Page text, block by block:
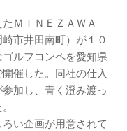
ＭＩＮＥＺＡＷＡ
市井田南町）が１０
ルフコンペを愛知県
催した。同社の仕入
加し、青く澄み渡っ
い企画が用意されて